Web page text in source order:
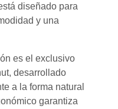
diseñado para
y una
es el exclusivo
desarrollado
a la forma natural
garantiza